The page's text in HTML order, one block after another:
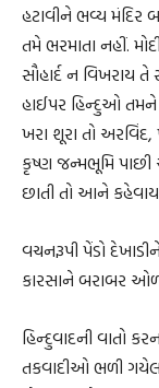
હટાવીને ભવ્ય
તમે ભરમાતા નહીં.
સૌહાર્દ ન વિખરાય તે
હાઈપર હિન્દુઓ તમને
ખરા શૂરા તો
કૃષ્ણ જન્મભૂમિ
છાતી તો આને
વચનરૂપી પેંડો
કારસાને બરાબર
હિન્દુવાદની વાતો
તકવાદીઓ ભળી